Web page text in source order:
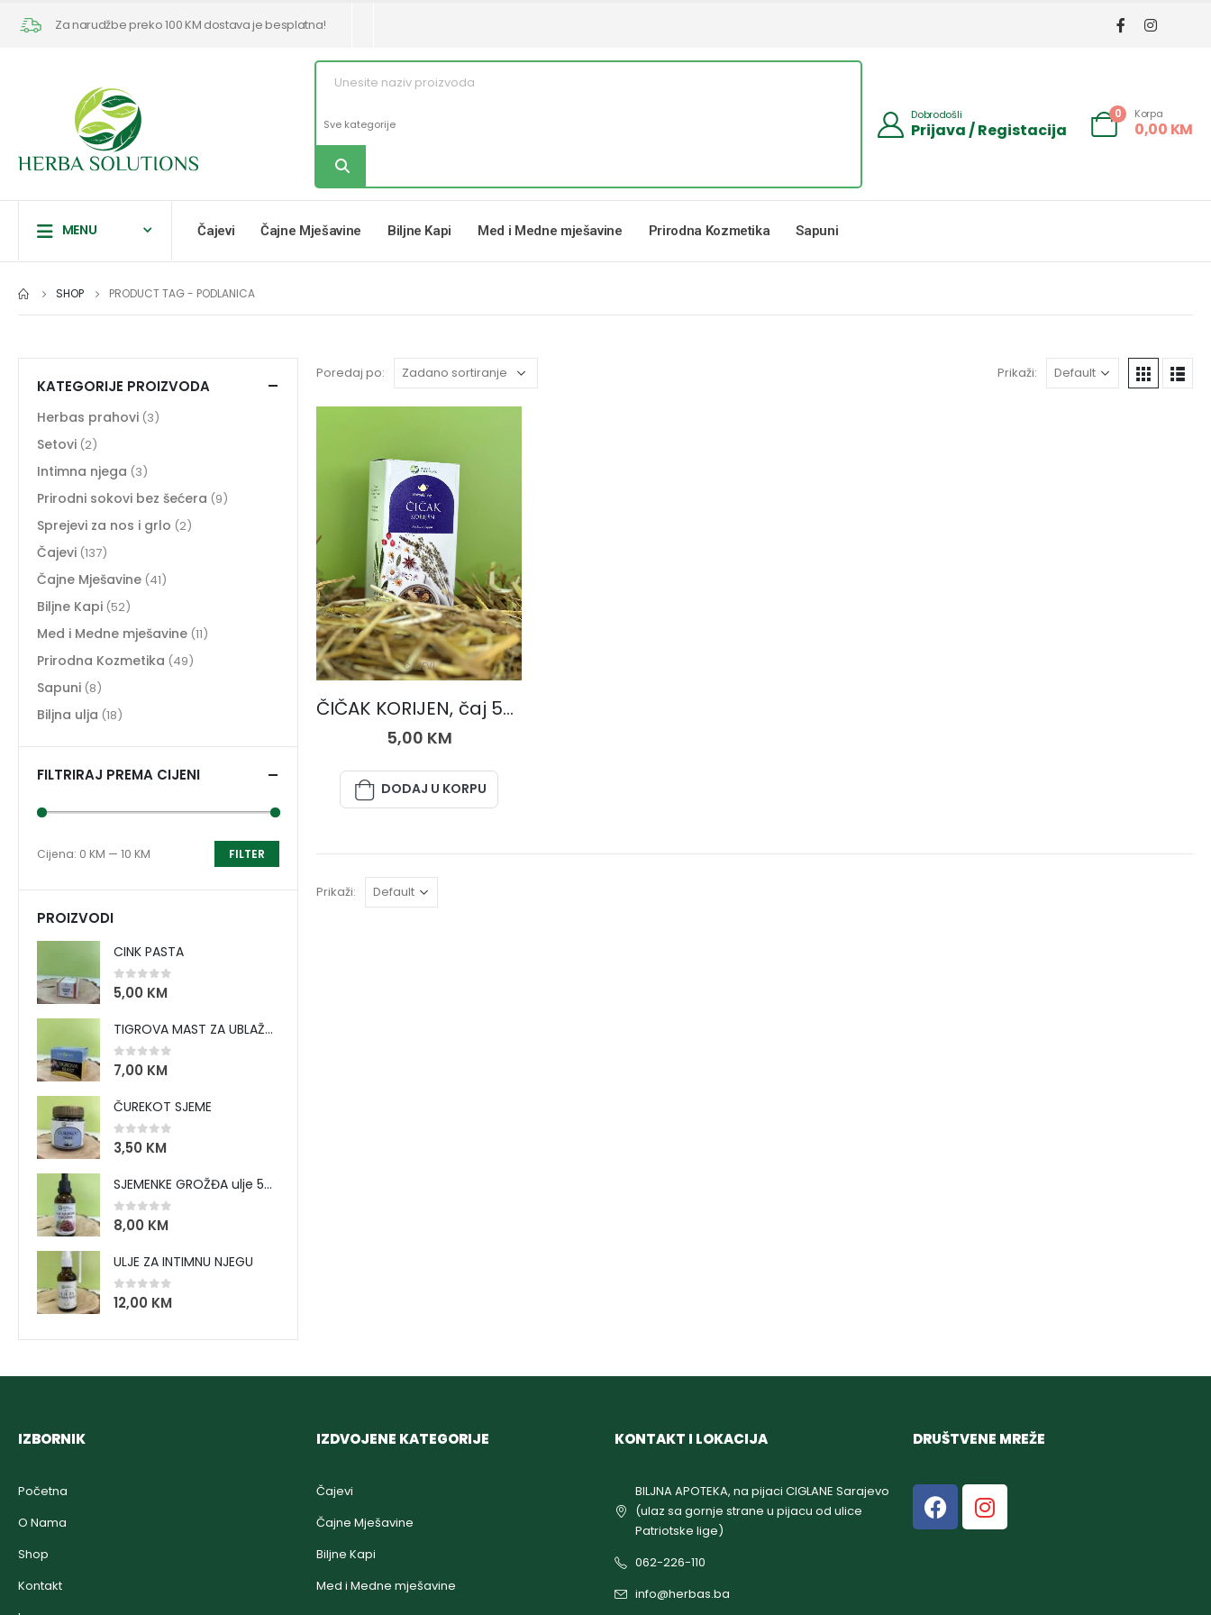
Za narudžbe preko 100 KM dostava je besplatna!
Dobrodošli
Prijava / Registacija
0 Korpa
0,00 KM
MENU Čajevi Čajne Mješavine Biljne Kapi Med i Medne mješavine Prirodna Kozmetika Sapuni
SHOP PRODUCT TAG - PODLANICA
Poredaj po: Prikaži:
ČAJEVI
ČIČAK KORIJEN, čaj 50 gr.
5,00 KM
DODAJ U KORPU
Prikaži:
KATEGORIJE PROIZVODA
Herbas prahovi (3)
Setovi (2)
Intimna njega (3)
Prirodni sokovi bez šećera (9)
Sprejevi za nos i grlo (2)
Čajevi (137)
Čajne Mješavine (41)
Biljne Kapi (52)
Med i Medne mješavine (11)
Prirodna Kozmetika (49)
Sapuni (8)
Biljna ulja (18)
FILTRIRAJ PREMA CIJENI
FILTER
Cijena: 0 KM — 10 KM
PROIZVODI
CINK PASTA
0 out of 5
5,00 KM
TIGROVA MAST ZA UBLAŽAVANJE BOLOVA I ZAGRIJAVANJE MIŠIĆA
0 out of 5
7,00 KM
ČUREKOT SJEME
0 out of 5
3,50 KM
SJEMENKE GROŽĐA ulje 50 ml
0 out of 5
8,00 KM
ULJE ZA INTIMNU NJEGU
0out of 5
12,00 KM
IZBORNIK
Početna
O Nama
Shop
Kontakt
IZDVOJENE KATEGORIJE
Čajevi
Čajne Mješavine
Biljne Kapi
Med i Medne mješavine
KONTAKT I LOKACIJA
BILJNA APOTEKA, na pijaci CIGLANE Sarajevo
(ulaz sa gornje strane u pijacu od ulice
Patriotske lige)
062-226-110
info@herbas.ba
DRUŠTVENE MREŽE